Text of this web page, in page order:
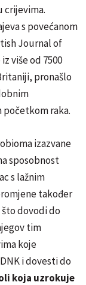
crijevima.
s povećanom
Journal of
više od 7500
pronašlo
početkom raka.
izazvane
sposobnost
s lažnim
također
dovodi do
tim
koje
i dovesti do
koja uzrokuje